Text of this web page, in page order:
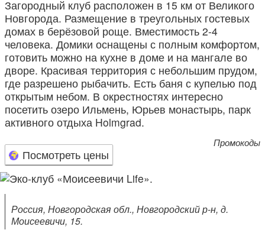
Загородный клуб расположен в 15 км от Великого
Новгорода. Размещение в треугольных гостевых
домах в берёзовой роще. Вместимость 2-4
человека. Домики оснащены с полным комфортом,
готовить можно на кухне в доме и на мангале во
дворе. Красивая территория с небольшим прудом,
где разрешено рыбачить. Есть баня с купелью под
открытым небом. В окрестностях интересно
посетить озеро Ильмень, Юрьев монастырь, парк
активного отдыха Holmgrad.
Посмотреть цены
Промокоды
Россия, Новгородская обл., Новгородский р-н, д.
Моисеевичи, 15.